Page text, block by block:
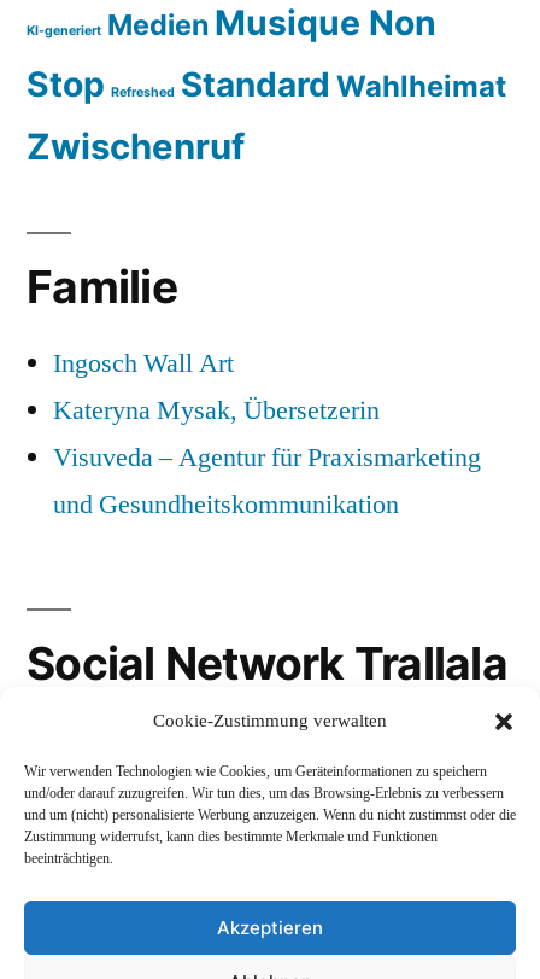
Cookie-Zustimmung verwalten
Wir verwenden Technologien wie Cookies, um Geräteinformationen zu speichern
und/oder darauf zuzugreifen. Wir tun dies, um das Browsing-Erlebnis zu verbessern
und um (nicht) personalisierte Werbung anzuzeigen. Wenn du nicht zustimmst oder die
Zustimmung widerrufst, kann dies bestimmte Merkmale und Funktionen
beeinträchtigen.
Akzeptieren
KI-generiert Medien Musique Non
Stop Refreshed Standard Wahlheimat
Zwischenruf
Familie
Ingosch Wall Art
Kateryna Mysak, Übersetzerin
Visuveda – Agentur für Praxismarketing
und Gesundheitskommunikation
Social Network Trallala
LinkedIn
Mastodon